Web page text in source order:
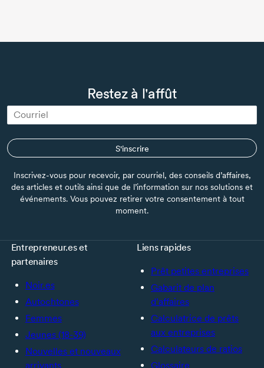
Restez à l'affût
S'inscrire
Inscrivez-vous pour recevoir, par courriel, des conseils d’affaires,
des articles et outils ainsi que de l’information sur nos solutions et
événements. Vous pouvez retirer votre consentement à tout
moment.
Entrepreneur.es et
partenaires
Noir.es
Autochtones
Femmes
Jeunes (18-39)
Nouvelles et nouveaux
arrivants
Liens rapides
Prêt petites entreprises
Gabarit de plan
d’affaires
Calculatrice de prêts
aux entreprises
Calculateurs de ratios
Glossaire